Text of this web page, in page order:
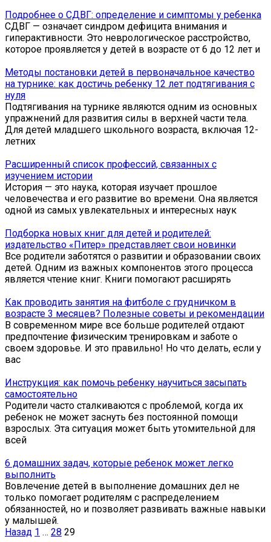
Подробнее о СДВГ: определение и симптомы у ребенка
СДВГ — означает синдром дефицита внимания и
гиперактивности. Это неврологическое расстройство,
которое проявляется у детей в возрасте от 6 до 12 лет и
Методы постановки детей в первоначальное качество
на турнике: как достичь ребенку 12 лет подтягивания с
нуля
Подтягивания на турнике являются одним из основных
упражнений для развития силы в верхней части тела.
Для детей младшего школьного возраста, включая 12-
летних
Расширенный список профессий, связанных с
изучением истории
История — это наука, которая изучает прошлое
человечества и его развитие во времени. Она является
одной из самых увлекательных и интересных наук
Подборка новых книг для детей и родителей:
издательство «Питер» представляет свои новинки
Все родители заботятся о развитии и образовании своих
детей. Одним из важных компонентов этого процесса
является чтение книг. Книги помогают расширять
Как проводить занятия на фитболе с грудничком в
возрасте 3 месяцев? Полезные советы и рекомендации
В современном мире все больше родителей отдают
предпочтение физическим тренировкам и заботе о
своем здоровье. И это правильно! Но что делать, если у
вас
Инструкция: как помочь ребенку научиться засыпать
самостоятельно
Родители часто сталкиваются с проблемой, когда их
ребенок не может заснуть без постоянной помощи
взрослых. Эта ситуация может быть утомительной для
всей
6 домашних задач, которые ребенок может легко
выполнить
Вовлечение детей в выполнение домашних дел не
только помогает родителям с распределением
обязанностей, но и позволяет развивать важные навыки
у малышей.
Пагинация
Назад 1 … 28 29